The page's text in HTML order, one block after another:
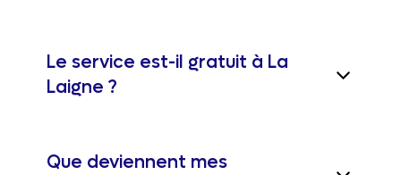
Le service est-il gratuit à La
Laigne ?
Que deviennent mes